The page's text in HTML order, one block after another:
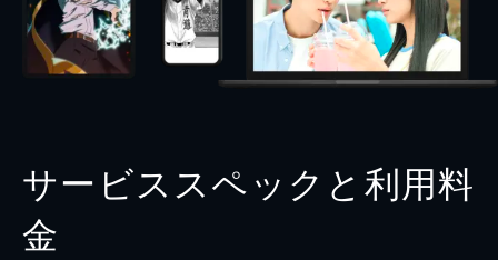
サービススペックと利用料
金